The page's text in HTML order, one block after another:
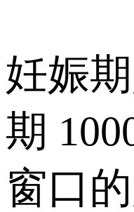
妊娠
期
窗口